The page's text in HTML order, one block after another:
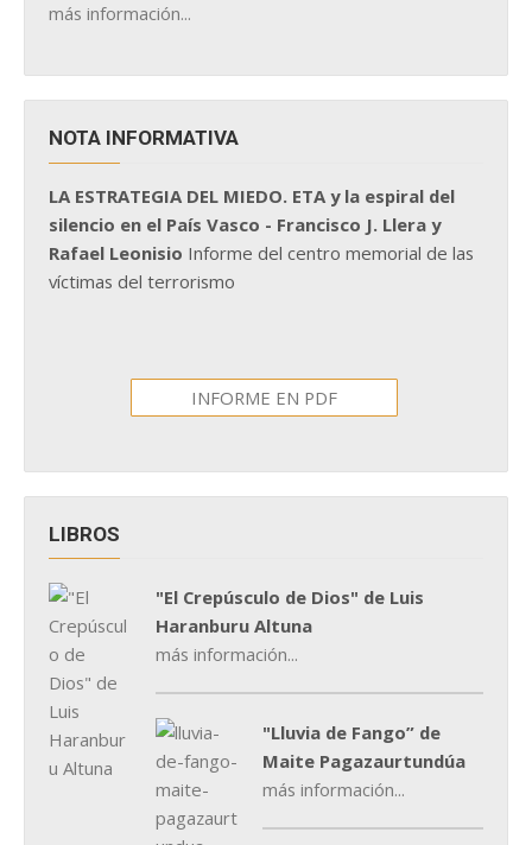
más información...
NOTA INFORMATIVA
LA ESTRATEGIA DEL MIEDO. ETA y la espiral del
silencio en el País Vasco - Francisco J. Llera y
Rafael Leonisio Informe del centro memorial de las
víctimas del terrorismo
INFORME EN PDF
LIBROS
"El Crepúsculo de Dios" de Luis
Haranburu Altuna
más información...
"Lluvia de Fango” de
Maite Pagazaurtundúa
más información...